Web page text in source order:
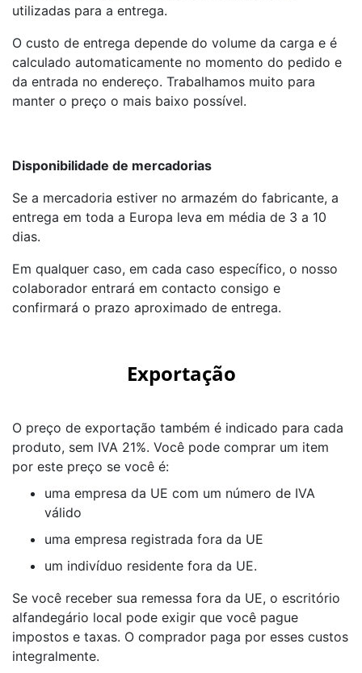
utilizadas para a entrega.
O custo de entrega depende do volume da carga e é
calculado automaticamente no momento do pedido e
da entrada no endereço. Trabalhamos muito para
manter o preço o mais baixo possível.
Disponibilidade de mercadorias
Se a mercadoria estiver no armazém do fabricante, a
entrega em toda a Europa leva em média de 3 a 10
dias.
Em qualquer caso, em cada caso específico, o nosso
colaborador entrará em contacto consigo e
confirmará o prazo aproximado de entrega.
Exportação
O preço de exportação também é indicado para cada
produto, sem IVA 21%. Você pode comprar um item
por este preço se você é:
uma empresa da UE com um número de IVA
válido
uma empresa registrada fora da UE
um indivíduo residente fora da UE.
Se você receber sua remessa fora da UE, o escritório
alfandegário local pode exigir que você pague
impostos e taxas. O comprador paga por esses custos
integralmente.